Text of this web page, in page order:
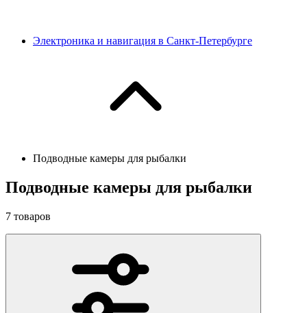
Электроника и навигация в Санкт-Петербурге
Подводные камеры для рыбалки
Подводные камеры для рыбалки
7 товаров